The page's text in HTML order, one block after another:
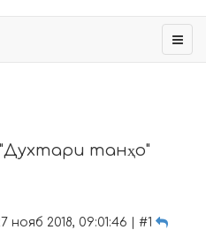
"Духтари танҳо"
нояб 2018, 09:01:46 | #1